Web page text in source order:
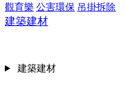
觀育樂 公害環保 吊掛拆除
建築建材
建築建材